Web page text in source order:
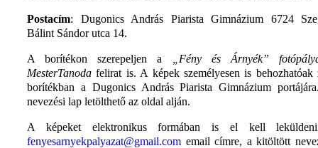
Postacím: Dugonics András Piarista Gimnázium 6724
Bálint Sándor utca 14.
A borítékon szerepeljen a
„Fény és Árnyék”
MesterTanoda felirat is. A képek személyesen is behozhatóak
borítékban a Dugonics András Piarista Gimnázium
nevezési lap letölthető az oldal alján.
A képeket elektronikus formában is el kell
fenyesarnyekpalyazat@gmail.com email címre, a kitöltött